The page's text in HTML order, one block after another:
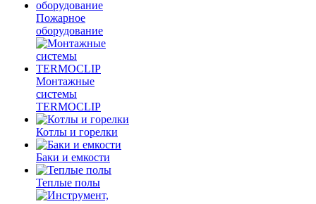
Пожарное
оборудование
Монтажные
системы
TERMOCLIP
Котлы и горелки
Баки и емкости
Теплые полы